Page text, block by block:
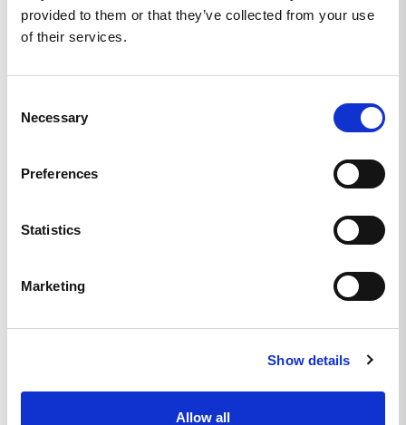
provided to them or that they’ve collected from your use
of their services.
Selection
Necessary
Preferences
Statistics
Marketing
Show details
Allow all
Skriv en recension
Recensioner
SE
Snyggaste kepsen, grymt att man kan byta patch. Varje dag